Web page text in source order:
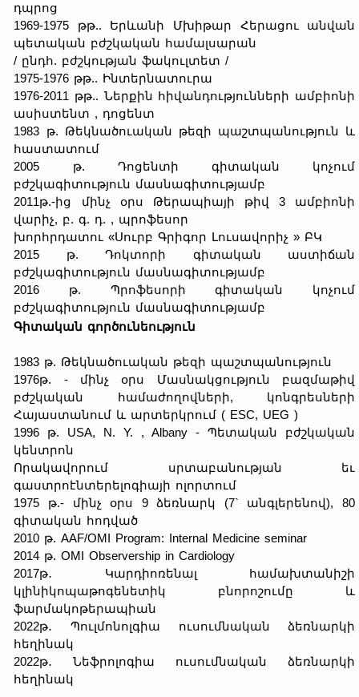
դպրոց
1969-1975 թթ.. Երևանի Մխիթար Հերացու անվան
պետական բժշկական համալսարան
/ ընդհ. բժշկության ֆակուլտետ /
1975-1976 թթ.. Ինտերնատուրա
1976-2011 թթ.. Ներքին հիվանդությունների ամբիոնի
ասիստենտ , դոցենտ
1983 թ. Թեկնածուական թեզի պաշտպանություն և
հաստատում
2005 թ. Դոցենտի գիտական կոչում
բժշկագիտություն մասնագիտությամբ
2011թ.-ից մինչ օրս Թերապիայի թիվ 3 ամբիոնի
վարիչ, բ. գ. դ. , պրոֆեսոր
խորհրդատու «Սուրբ Գրիգոր Լուսավորիչ » ԲԿ
2015 թ. Դոկտորի գիտական աստիճան
բժշկագիտություն մասնագիտությամբ
2016 թ. Պրոֆեսորի գիտական կոչում
բժշկագիտություն մասնագիտությամբ
Գիտական գործունեություն
1983 թ. Թեկնածուական թեզի պաշտպանություն
1976թ. - մինչ օրս Մասնակցություն բազմաթիվ
բժշկական համաժողովների, կոնգրեսների
Հայաստանում և արտերկրում ( ESC, UEG )
1996 թ. USA, N. Y. , Albany - Պետական բժշկական
կենտրոն
Որակավորում սրտաբանության եւ
գաստրոէնտերելոգիայի ոլորտում
1975 թ.- մինչ օրս 9 ձեռնարկ (7` անգլերենով), 80
գիտական հոդված
2010 թ. AAF/OMI Program: Internal Medicine seminar
2014 թ. OMI Observership in Cardiology
2017թ․ Կարդիոռենալ համախտանիշի
կլինիկոպաթոգենետիկ բնորոշումը և
ֆարմակոթերապիան
2022թ․ Պուլմոնոլգիա ուսումնական ձեռնարկի
հեղինակ
2022թ․ Նեֆրոլոգիա ուսումնական ձեռնարկի
հեղինակ